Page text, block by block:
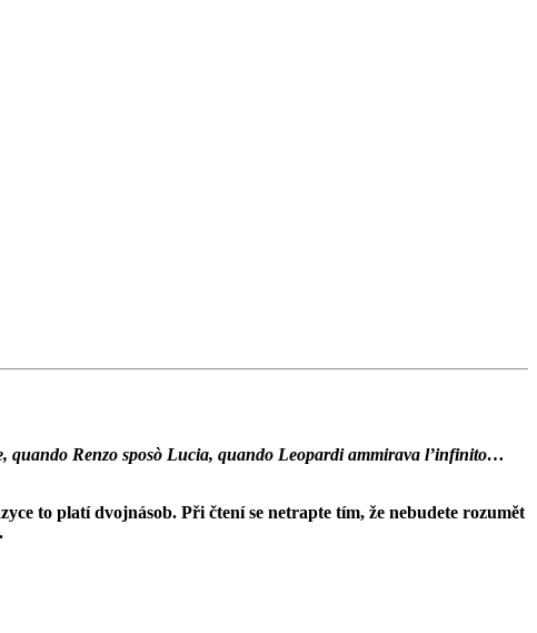
quando Renzo sposò Lucia, quando Leopardi ammirava l’infinito…
to platí dvojnásob. Při čtení se netrapte tím, že nebudete rozumět